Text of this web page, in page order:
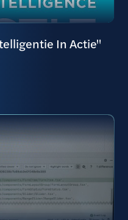
In Actie"